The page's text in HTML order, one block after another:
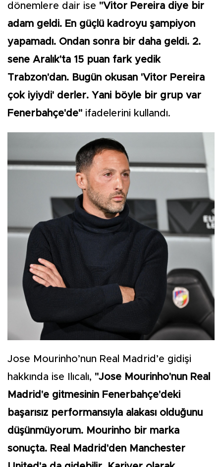
dönemlere dair ise "Vitor Pereira diye bir
adam geldi. En güçlü kadroyu şampiyon
yapamadı. Ondan sonra bir daha geldi. 2.
sene Aralık'ta 15 puan fark yedik
Trabzon'dan. Bugün okusan 'Vitor Pereira
çok iyiydi' derler. Yani böyle bir grup var
Fenerbahçe'de" ifadelerini kullandı.
Jose Mourinho’nun Real Madrid’e gidişi
hakkında ise Ilıcalı, "Jose Mourinho'nun Real
Madrid'e gitmesinin Fenerbahçe'deki
başarısız performansıyla alakası olduğunu
düşünmüyorum. Mourinho bir marka
sonuçta. Real Madrid'den Manchester